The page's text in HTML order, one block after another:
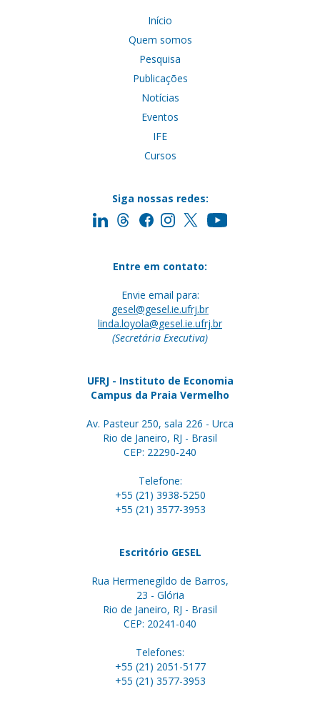
Início
Quem somos
Pesquisa
Publicações
Notícias
Eventos
IFE
Cursos
Siga nossas redes:
Entre em contato:
Envie email para:
gesel@gesel.ie.ufrj.br
linda.loyola@gesel.ie.ufrj.br
(Secretária Executiva)
UFRJ - Instituto de Economia
Campus da Praia Vermelho
Av. Pasteur 250, sala 226 - Urca
Rio de Janeiro, RJ - Brasil
CEP: 22290-240
Telefone:
+55 (21) 3938-5250
+55 (21) 3577-3953
Escritório GESEL
Rua Hermenegildo de Barros,
23 - Glória
Rio de Janeiro, RJ - Brasil
CEP: 20241-040
Telefones:
+55 (21) 2051-5177
+55 (21) 3577-3953